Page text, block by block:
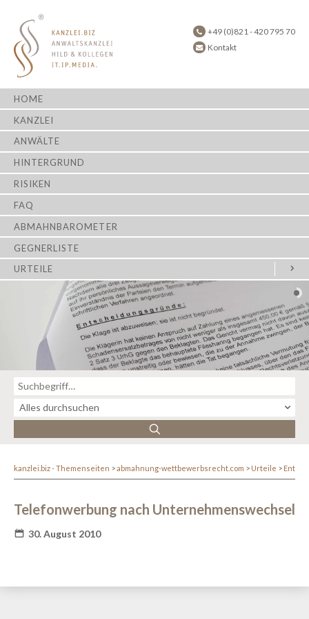
+49 (0)821 - 420 795 70
Kontakt
HOME
KANZLEI
ANWÄLTE
HINTERGRUND
RISIKEN
FAQ
ABMAHNBAROMETER
GEGNERLISTE
URTEILE
kanzlei.biz - Themenseiten abmahnung-wettbewerbsrecht.com Urteile
Telefonwerbung nach Unternehmenswechsel
30. August 2010